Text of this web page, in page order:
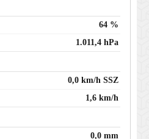
64 %
1.011,4 hPa
0,0 km/h SSZ
1,6 km/h
0,0 mm